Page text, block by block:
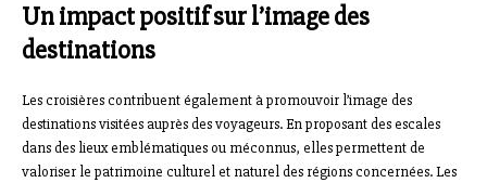
Un impact positif sur l’image des
destinations
Les croisières contribuent également à promouvoir l’image des
destinations visitées auprès des voyageurs. En proposant des escales
dans des lieux emblématiques ou méconnus, elles permettent de
valoriser le patrimoine culturel et naturel des régions concernées. Les